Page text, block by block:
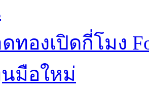
ทองเปิดกี่โมง
มือใหม่